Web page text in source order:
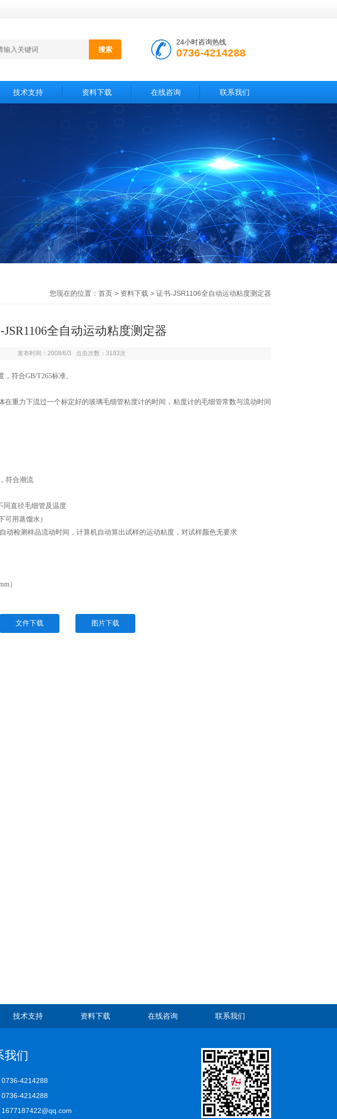
24小时咨询热线
0736-4214288
技术支持 资料下载 在线咨询 联系我们
您现在的位置： 首页 > 资料下载 > 证书-JSR1106全自动运动粘度测定器
JSR1106全自动运动粘度测定器
发布时间：2008/6/3 点击次数：3183次
符合GB/T265标准。
在重力下流过一个标定好的玻璃毛细管粘度计的时间，粘度计的毛细管常数与流动时间
符合潮流
同直径毛细管及温度
用蒸馏水）
检测样品流动时间，计算机自动算出试样的运动粘度，对试样颜色无要求
）
文件下载 图片下载
技术支持 资料下载 在线咨询 联系我们
我们
0736-4214288
0736-4214288
1677187422@qq.com